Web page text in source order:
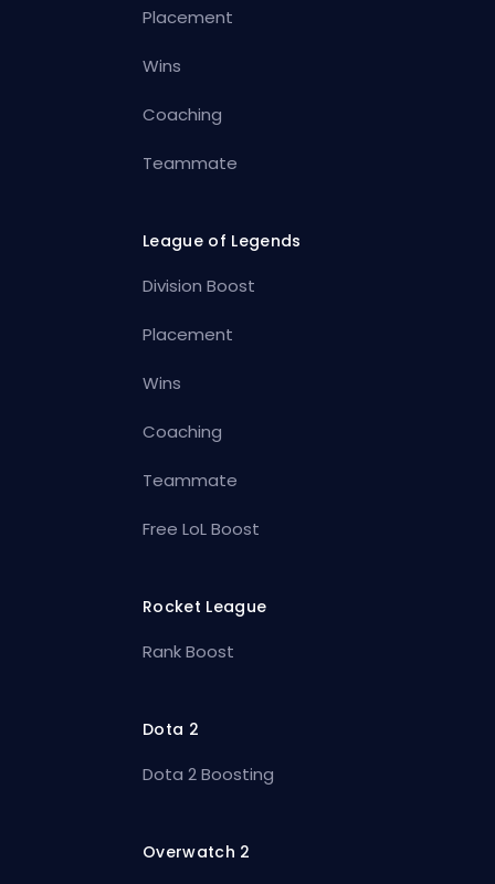
Placement
Wins
Coaching
Teammate
League of Legends
Division Boost
Placement
Wins
Coaching
Teammate
Free LoL Boost
Rocket League
Rank Boost
Dota 2
Dota 2 Boosting
Overwatch 2